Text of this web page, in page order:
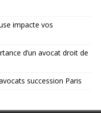
impacte vos
d’un avocat droit de
succession Paris